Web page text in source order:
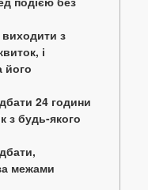
виходити з
і
його
24 години
з будь-якого
межами